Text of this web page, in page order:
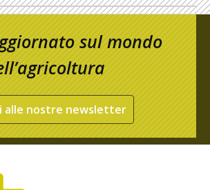
sul mondo
alle nostre newsletter